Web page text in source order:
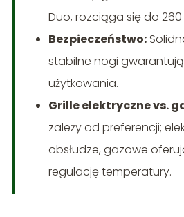
Duo, rozciąga się do 260
Bezpieczeństwo:
stabilne nogi
użytkowania.
Grille elektryczne vs.
zależy od preferencji;
obsłudze, gazowe
regulację temperatury.